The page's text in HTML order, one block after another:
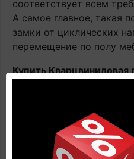
соответствует всем
А самое главное, такая
замки от циклических
перемещение по полу
Купить
Vinyl Bloom
натуральный,
укладкой по цене
сможете Online в этом
салоне официального